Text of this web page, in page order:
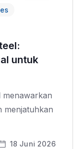
untuk
menawarkan
menjatuhkan
18 Juni 2026